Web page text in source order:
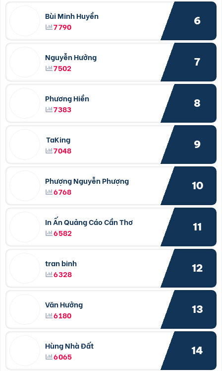
Bùi Minh Huyền
7790
6
Nguyễn Hưởng
7502
7
Phương Hiền
7383
8
TaKing
7048
9
Phượng Nguyễn Phượng
6768
10
In Ấn Quảng Cáo Cần Thơ
6582
11
tran binh
6328
12
Văn Hưởng
6180
13
Hùng Nhà Đất
6065
14